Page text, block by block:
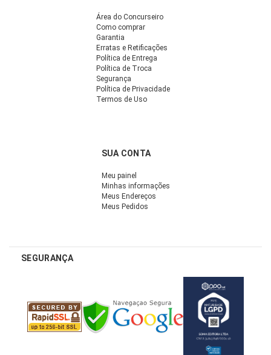
Área do Concurseiro
Como comprar
Garantia
Erratas e Retificações
Política de Entrega
Política de Troca
Segurança
Política de Privacidade
Termos de Uso
SUA CONTA
Meu painel
Minhas informações
Meus Endereços
Meus Pedidos
SEGURANÇA